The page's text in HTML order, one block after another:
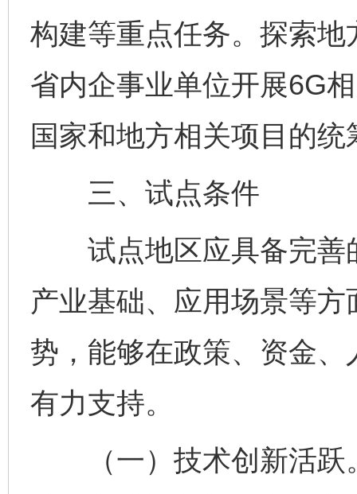
构建等重点任务。探索
省内企事业单位开展6G
国家和地方相关项目的
三、试点条件
试点地区应具备完善
产业基础、应用场景等
势，能够在政策、资金
有力支持。
（一）技术创新活跃